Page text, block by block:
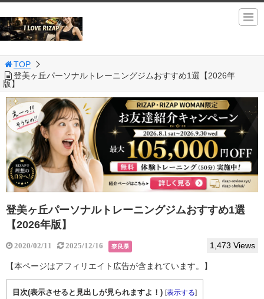
TOP
登美ヶ丘パーソナルトレーニングジムおすすめ1選【2026年
版】
登美ヶ丘パーソナルトレーニングジムおすすめ1選
【2026年版】
2020/02/11 2025/12/16 奈良県 1,473 Views
【本ページはアフィリエイト広告が含まれています。】
目次(表示させると見出しが見られますよ！) [表示する]